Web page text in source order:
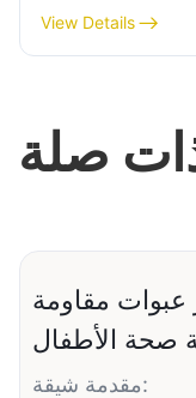
View Details
صلة
عبوات مقاومة
صحة الأطفال
مقدمة شيقة: